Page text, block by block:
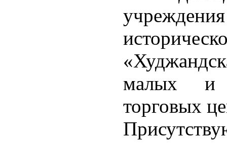
малых и
торговых